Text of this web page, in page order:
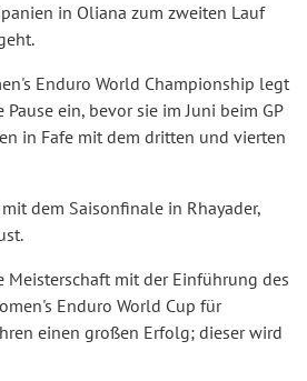
in Oliana zum zweiten Lauf
Enduro World Championship legt
ein, bevor sie im Juni beim GP
in Fafe mit dem dritten und vierten
dem Saisonfinale in Rhayader,
Meisterschaft mit der Einführung des
Enduro World Cup für
einen großen Erfolg; dieser wird